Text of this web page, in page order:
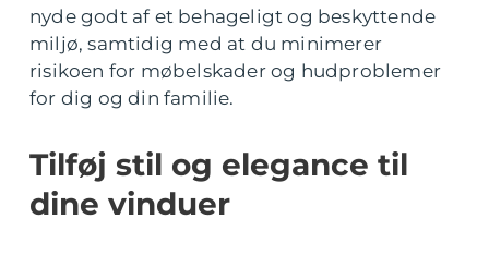
nyde godt af et behageligt og beskyttende
miljø, samtidig med at du minimerer
risikoen for møbelskader og hudproblemer
for dig og din familie.
Tilføj stil og elegance til
dine vinduer